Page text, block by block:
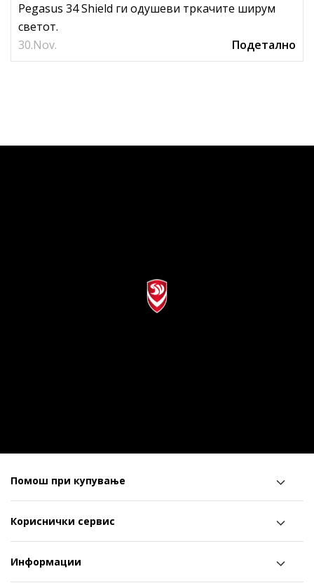
30.Nov.
Pegasus 34 Shield ги одушеви тркачите ширум
светот.
Подетално
Помош при купување
Кориснички сервис
Информации